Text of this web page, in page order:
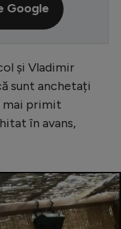
Google
şi Vladimir
sunt anchetați
mai primit
în avans,